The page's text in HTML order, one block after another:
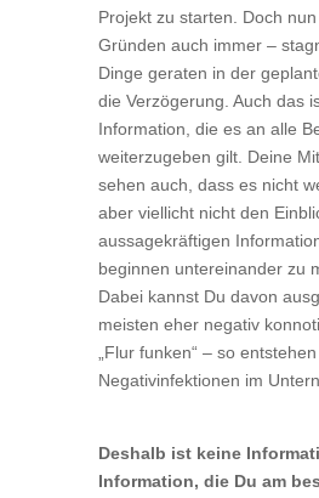
Projekt zu starten. Doch
Gründen auch immer –
Dinge geraten in der
die Verzögerung. Auch das
Information, die es an alle
weiterzugeben gilt. Deine
sehen auch, dass es nicht
aber viellicht nicht den
aussagekräftigen
beginnen untereinander zu
Dabei kannst Du davon
meisten eher negativ
„Flur funken“ – so
Negativinfektionen im
Deshalb ist keine
Information, die Du am